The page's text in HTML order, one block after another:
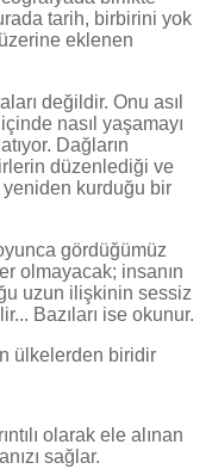
tarih, birbirini yok
eklenen
değildir. Onu asıl
nasıl yaşamayı
Dağların
düzenlediği ve
yeniden kurduğu bir
gördüğümüz
olmayacak; insanın
uzun ilişkinin sessiz
Bazıları ise okunur.
ülkelerden biridir
olarak ele alınan
sağlar.